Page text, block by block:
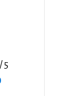
5